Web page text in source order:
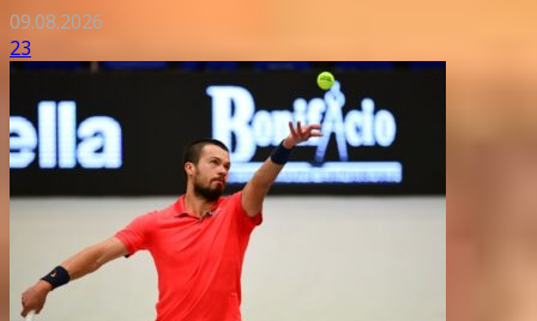
09.08.2026
23